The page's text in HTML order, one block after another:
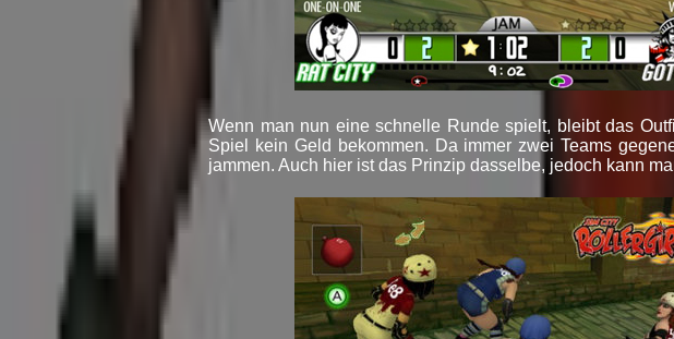
Wenn man nun eine schnelle Runde spielt, bleibt das
Spiel kein Geld bekommen. Da immer zwei Teams
jammen. Auch hier ist das Prinzip dasselbe, jedoch kann